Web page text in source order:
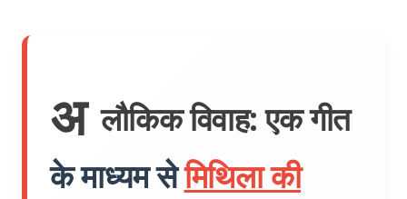
अ लौकिक विवाह: एक गीत
के माध्यम सेमिथिला की